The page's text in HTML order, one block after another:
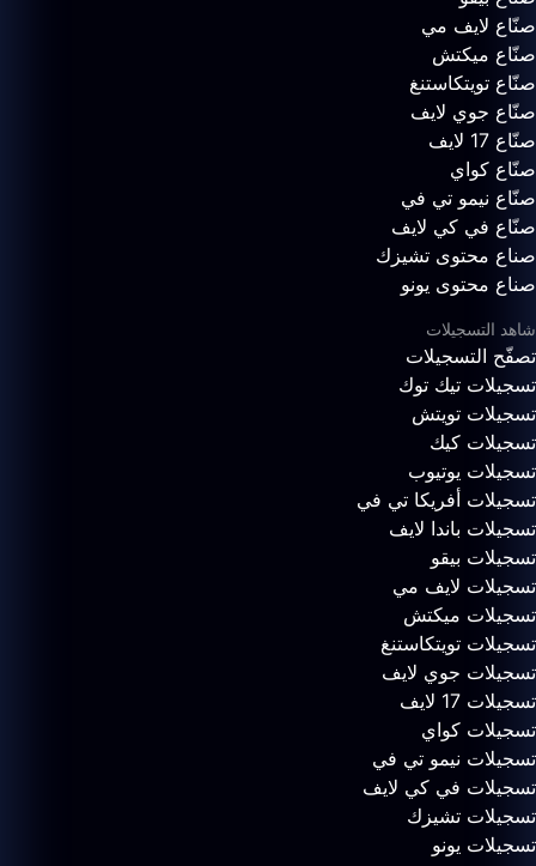
صنّاع لايف مي
صنّاع ميكتش
صنّاع تويتكاستنغ
صنّاع جوي لايف
صنّاع 17 لايف
صنّاع كواي
صنّاع نيمو تي في
صنّاع في كي لايف
صناع محتوى تشيزك
صناع محتوى يونو
شاهد التسجيلات
تصفّح التسجيلات
تسجيلات تيك توك
تسجيلات تويتش
تسجيلات كيك
تسجيلات يوتيوب
تسجيلات أفريكا تي في
تسجيلات باندا لايف
تسجيلات بيقو
تسجيلات لايف مي
تسجيلات ميكتش
تسجيلات تويتكاستنغ
تسجيلات جوي لايف
تسجيلات 17 لايف
تسجيلات كواي
تسجيلات نيمو تي في
تسجيلات في كي لايف
تسجيلات تشيزك
تسجيلات يونو